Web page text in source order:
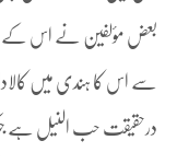
بعض مؤلفین نے اس کے عربی
سے اس کا ہندی میں
درحقیقت حب النیل ہے